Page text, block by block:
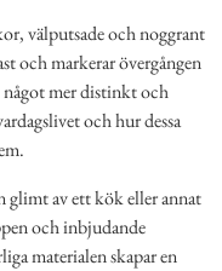
välputsade och noggrant
och markerar övergången
mer distinkt och
och hur dessa
glimt av ett kök eller annat
och inbjudande
materialen skapar en